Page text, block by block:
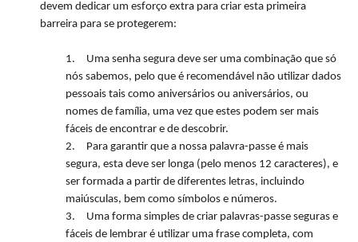
devem dedicar um esforço extra para criar esta primeira
barreira para se protegerem:
1.
Uma senha segura deve ser uma combinação que só
nós sabemos, pelo que é recomendável não utilizar dados
pessoais tais como aniversários ou aniversários, ou
nomes de família, uma vez que estes podem ser mais
fáceis de encontrar e de descobrir.
2.
Para garantir que a nossa palavra-passe é mais
segura, esta deve ser longa (pelo menos 12 caracteres), e
ser formada a partir de diferentes letras, incluindo
maiúsculas, bem como símbolos e números.
3.
Uma forma simples de criar palavras-passe seguras e
fáceis de lembrar é utilizar uma frase completa, com